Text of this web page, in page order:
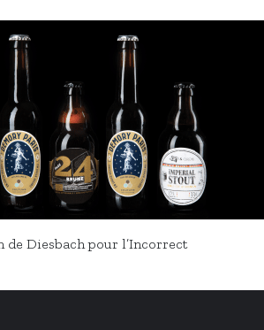
de Diesbach pour l’Incorrect